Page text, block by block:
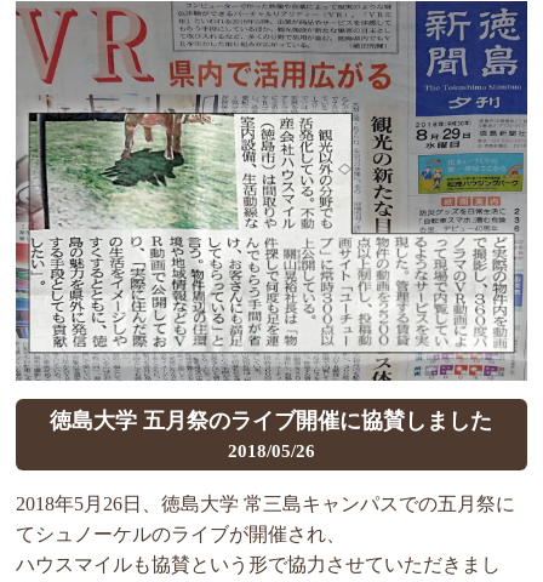
徳島大学 五月祭のライブ開催に協賛しました
2018/05/26
2018年5月26日、徳島大学 常三島キャンパスでの五月祭に
てシュノーケルのライブが開催され、
ハウスマイルも協賛という形で協力させていただきまし